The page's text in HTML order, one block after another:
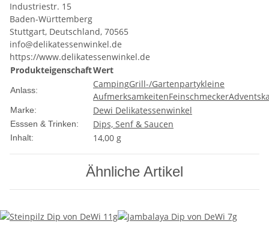
Industriestr. 15
Baden-Württemberg
Stuttgart, Deutschland, 70565
info@delikatessenwinkel.de
https://www.delikatessenwinkel.de
ProdukteigenschaftWert
Anlass:
CampingGrill-/Gartenpartykleine
AufmerksamkeitenFeinschmecker
Marke: Dewi Delikatessenwinkel
Esssen & Trinken: Dips, Senf & Saucen
Inhalt: 14,00 g
Ähnliche Artikel